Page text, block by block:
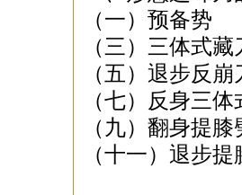
（一）预备势
（三）三体式藏
（五）退步反崩
（七）反身三
（九）翻身提膝
（十一）退步